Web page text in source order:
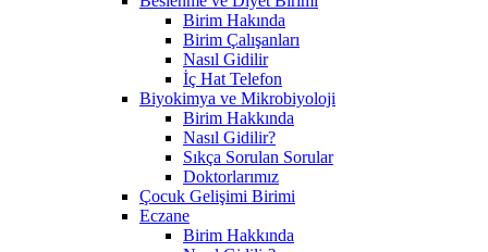
Birim Hakında
Birim Çalışanları
Nasıl Gidilir
İç Hat Telefon
Biyokimya ve Mikrobiyoloji
Birim Hakkında
Nasıl Gidilir?
Sıkça Sorulan Sorular
Doktorlarımız
Çocuk Gelişimi Birimi
Eczane
Birim Hakkında